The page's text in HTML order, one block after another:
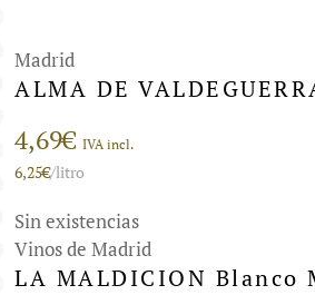
Madrid
ALMA DE
4,69€ IVA incl.
6,25€/litro
Sin existencias
Vinos de Madrid
LA MALDICION Blanco